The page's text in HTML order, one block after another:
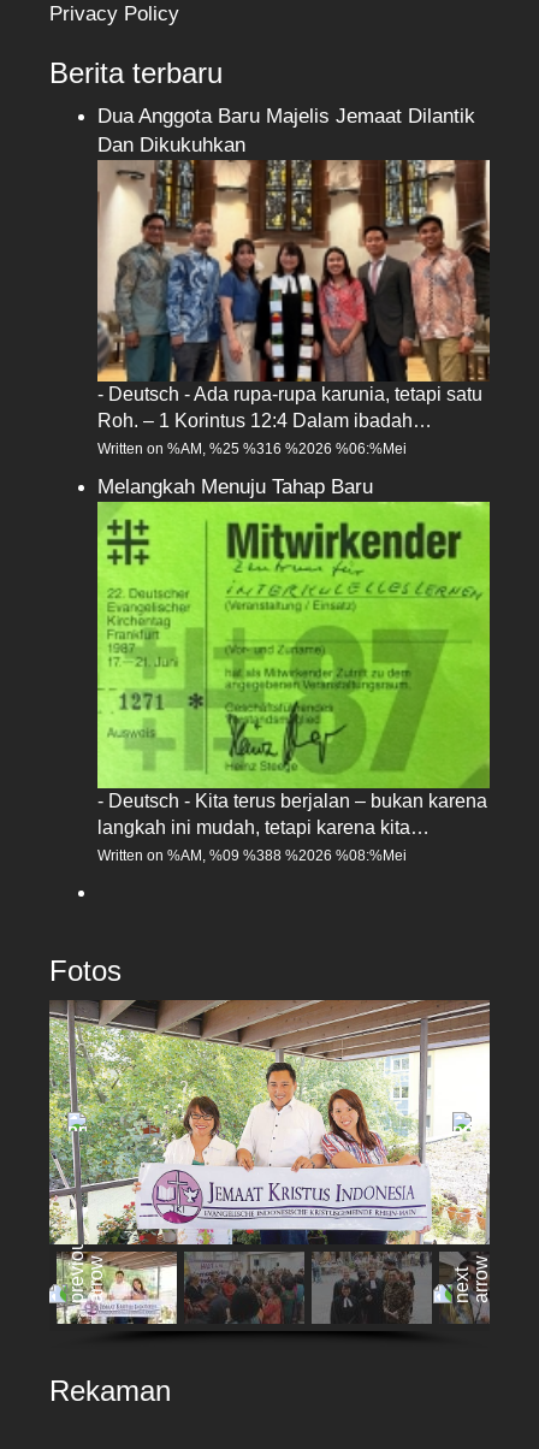
Privacy Policy
Berita terbaru
Dua Anggota Baru Majelis Jemaat Dilantik
Dan Dikukuhkan
- Deutsch - Ada rupa-rupa karunia, tetapi satu
Roh. – 1 Korintus 12:4 Dalam ibadah…
Written on %AM, %25 %316 %2026 %06:%Mei
Melangkah Menuju Tahap Baru
- Deutsch - Kita terus berjalan – bukan karena
langkah ini mudah, tetapi karena kita…
Written on %AM, %09 %388 %2026 %08:%Mei
Fotos
Rekaman